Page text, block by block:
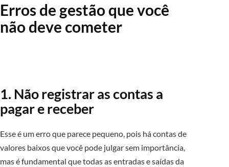
Erros de gestão que você
não deve cometer
1. Não registrar as contas a
pagar e receber
Esse é um erro que parece pequeno, pois há contas de
valores baixos que você pode julgar sem importância,
mas é fundamental que todas as entradas e saídas da